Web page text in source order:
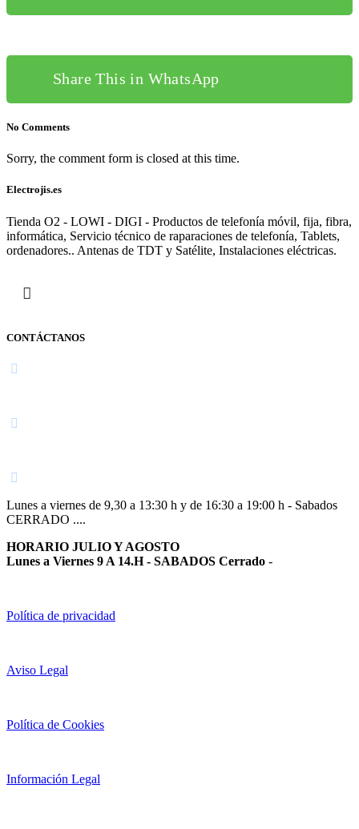
Share This in WhatsApp
No Comments
Sorry, the comment form is closed at this time.
Electrojis.es
Tienda O2 - LOWI - DIGI - Productos de telefonía móvil, fija, fibra,
informática, Servicio técnico de raparaciones de telefonía, Tablets,
ordenadores.. Antenas de TDT y Satélite, Instalaciones eléctricas.
CONTÁCTANOS
Lunes a viernes de 9,30 a 13:30 h y de 16:30 a 19:00 h - Sabados
CERRADO ....
HORARIO JULIO Y AGOSTO
Lunes a Viernes 9 A 14.H - SABADOS Cerrado -
Política de privacidad
Aviso Legal
Política de Cookies
Información Legal